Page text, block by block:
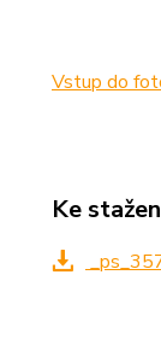
Vstup do
Ke